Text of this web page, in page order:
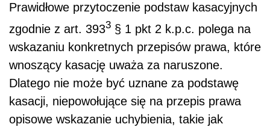
Prawidłowe przytoczenie podstaw kasacyjnych
zgodnie z art. 3933 § 1 pkt 2 k.p.c. polega na
wskazaniu konkretnych przepisów prawa, które
wnoszący kasację uważa za naruszone.
Dlatego nie może być uznane za podstawę
kasacji, niepowołujące się na przepis prawa
opisowe wskazanie uchybienia, takie jak